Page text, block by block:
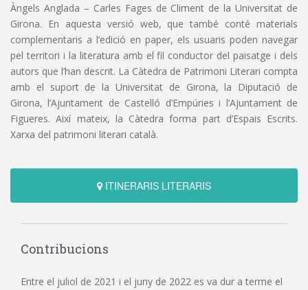
Àngels Anglada – Carles Fages de Climent de la Universitat de
Girona. En aquesta versió web, que també conté materials
complementaris a l’edició en paper, els usuaris poden navegar
pel territori i la literatura amb el fil conductor del paisatge i dels
autors que l’han descrit. La Càtedra de Patrimoni Literari compta
amb el suport de la Universitat de Girona, la Diputació de
Girona, l’Ajuntament de Castelló d’Empúries i l’Ajuntament de
Figueres. Així mateix, la Càtedra forma part d’Espais Escrits.
Xarxa del patrimoni literari català.
ITINERARIS LITERARIS
Contribucions
Entre el juliol de 2021 i el juny de 2022 es va dur a terme el